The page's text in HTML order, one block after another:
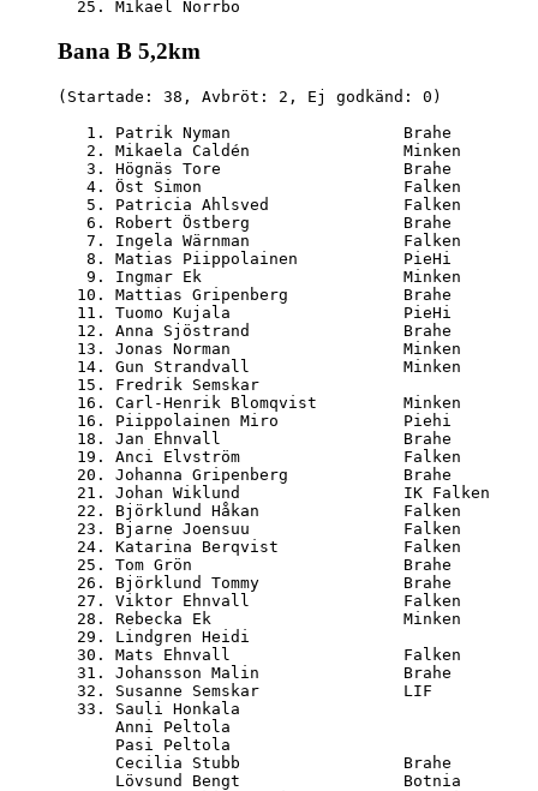
Bana B 5,2km
(Startade: 38, Avbröt: 2, Ej godkänd: 0)
1. Patrik Nyman                  Brahe
2. Mikaela Caldén                Minken
3. Högnäs Tore                   Brahe
4. Öst Simon                     Falken
5. Patricia Ahlsved              Falken
6. Robert Östberg                Brahe
7. Ingela Wärnman                Falken
8. Matias Piippolainen           PieHi
9. Ingmar Ek                     Minken
10. Mattias Gripenberg            Brahe
11. Tuomo Kujala                  PieHi
12. Anna Sjöstrand                Brahe
13. Jonas Norman                  Minken
14. Gun Strandvall                Minken
15. Fredrik Semskar
16. Carl-Henrik Blomqvist         Minken
16. Piippolainen Miro             Piehi
18. Jan Ehnvall                   Brahe
19. Anci Elvström                 Falken
20. Johanna Gripenberg            Brahe
21. Johan Wiklund                 IK Falken
22. Björklund Håkan               Falken
23. Bjarne Joensuu                Falken
24. Katarina Berqvist             Falken
25. Tom Grön                      Brahe
26. Björklund Tommy               Brahe
27. Viktor Ehnvall                Falken
28. Rebecka Ek                    Minken
29. Lindgren Heidi
30. Mats Ehnvall                  Falken
31. Johansson Malin               Brahe
32. Susanne Semskar               LIF
33. Sauli Honkala
Anni Peltola
Pasi Peltola
Cecilia Stubb                 Brahe
Lövsund Bengt                 Botnia